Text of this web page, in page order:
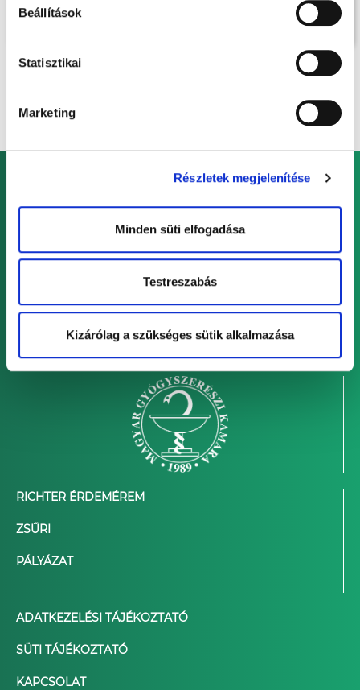
Beállítások
Statisztikai
Marketing
Részletek megjelenítése
Minden süti elfogadása
Testreszabás
Kizárólag a szükséges sütik alkalmazása
RICHTER ÉRDEMÉREM
ZSŰRI
PÁLYÁZAT
ADATKEZELÉSI TÁJÉKOZTATÓ
SÜTI TÁJÉKOZTATÓ
KAPCSOLAT